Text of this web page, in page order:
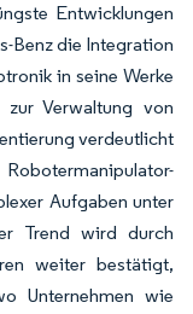
Entwicklungen
Benz die Integration
in seine Werke
Verwaltung von
verdeutlicht
Aufgaben unter
Trend wird durch
weiter bestätigt,
Unternehmen wie